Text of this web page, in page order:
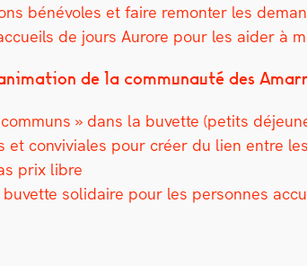
bénév­oles et faire remon­ter les
de jours Aurore pour les aider à
de la com­mu­nauté des
» dans la buvette (petits
et con­viviales pour créer du lien entre
prix libre
sol­idaire pour les per­son­nes